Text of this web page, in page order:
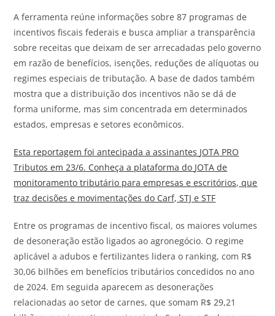
A ferramenta reúne informações sobre 87 programas de
incentivos fiscais federais e busca ampliar a transparência
sobre receitas que deixam de ser arrecadadas pelo governo
em razão de benefícios, isenções, reduções de alíquotas ou
regimes especiais de tributação. A base de dados também
mostra que a distribuição dos incentivos não se dá de
forma uniforme, mas sim concentrada em determinados
estados, empresas e setores econômicos.
Esta reportagem foi antecipada a assinantes JOTA PRO
Tributos em 23/6. Conheça a plataforma do JOTA de
monitoramento tributário para empresas e escritórios, que
traz decisões e movimentações do Carf, STJ e STF
Entre os programas de incentivo fiscal, os maiores volumes
de desoneração estão ligados ao agronegócio. O regime
aplicável a adubos e fertilizantes lidera o ranking, com R$
30,06 bilhões em benefícios tributários concedidos no ano
de 2024. Em seguida aparecem as desonerações
relacionadas ao setor de carnes, que somam R$ 29,21